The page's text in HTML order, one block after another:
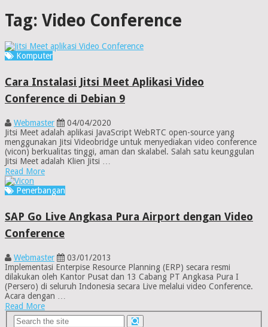
Tag: Video Conference
Komputer
Cara Instalasi Jitsi Meet Aplikasi Video
Conference di Debian 9
Webmaster
04/04/2020
Jitsi Meet adalah aplikasi JavaScript WebRTC open-source yang
menggunakan Jitsi Videobridge untuk menyediakan video conference
(vicon) berkualitas tinggi, aman dan skalabel. Salah satu keunggulan
Jitsi Meet adalah Klien Jitsi …
Read More
Penerbangan
SAP Go Live Angkasa Pura Airport dengan Video
Conference
Webmaster
03/01/2013
Implementasi Enterpise Resource Planning (ERP) secara resmi
dilakukan oleh Kantor Pusat dan 13 Cabang PT Angkasa Pura I
(Persero) di seluruh Indonesia secara Live melalui video Conference.
Acara dengan …
Read More